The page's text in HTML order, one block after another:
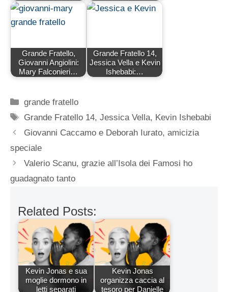
Grande Fratello,
Giovanni Angiolini:
Mary Falconieri…
Grande Fratello 14,
Jessica Vella e Kevin
Ishebabi:…
Categorie
grande fratello
Tag
Grande Fratello 14,Jessica Vella, Kevin Ishebabi
Giovanni Caccamo e Deborah Iurato, amicizia
speciale
Valerio Scanu, grazie all’Isola dei Famosi ho
guadagnato tanto
Related Posts:
Kevin Jonas e sua
moglie dormono in
letti separati
Kevin Jonas
organizza caccia al
tesoro per Danielle